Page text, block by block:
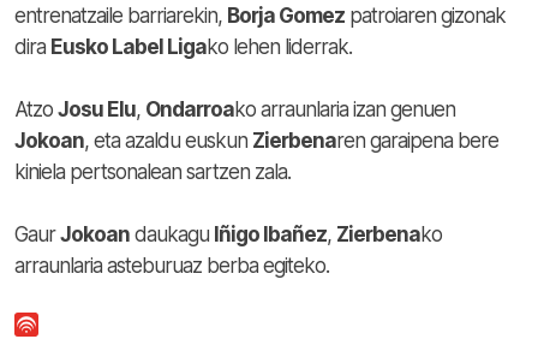
entrenatzaile barriarekin, Borja Gomez patroiaren gizonak
dira Eusko Label Ligako lehen liderrak.
Atzo Josu Elu, Ondarroako arraunlaria izan genuen
Jokoan, eta azaldu euskun Zierbenaren garaipena bere
kiniela pertsonalean sartzen zala.
GaurJokoan daukagu Iñigo Ibañez, Zierbenako
arraunlaria asteburuaz berba egiteko.